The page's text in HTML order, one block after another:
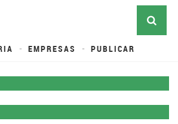
EMPRESAS PUBLICAR